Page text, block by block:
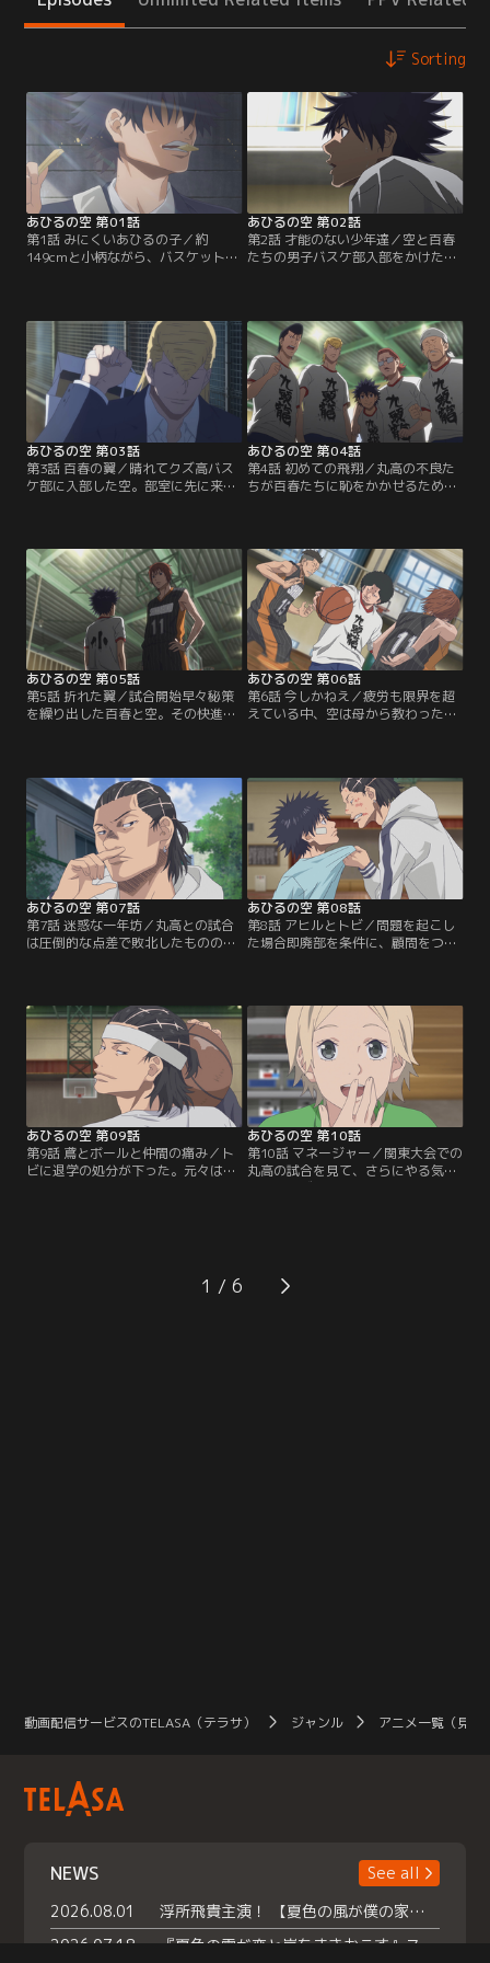
Sorting
あひるの空 第01話
第1話 みにくいあひるの子／約
149cmと小柄ながら、バスケットボ
り切っていた。広い体育館で宝物の
バッシュを履いて練習をしている
と、そこに現れたのはいかにもガラ
の悪い生徒たち。その不良たちこそ
クズ高バスケ部の部員。男子バスケ
部は荒れ果て…。【提供：バンダイ
チャンネル】
あひるの空 第02話
第2話 才能のない少年達／空と百春
たちの男子バスケ部入部をかけたバ
え、千秋の代理として女子バスケ部
の円を加えた5対1。圧倒的不利な状
況にもかかわらず、空はバスケスキ
ルを見せ、シュートへ。しかしヤス
の暴力による妨害で理不尽に勝敗が
決しようとしたところ…。【提供：
バンダイチャンネル】
あひるの空 第03話
第3話 百春の翼／晴れてクズ高バス
ケ部に入部した空。部室に先に来て
トが全く入らず、ヤケになってゴー
ルへジャンプした百春の驚異的跳躍
力に空は驚愕する。そこにケンカの
報復に現れた新丸子高校（丸高）の
不良たちを何とか撃退。【提供：バ
ンダイチャンネル】
あひるの空 第04話
第4話 初めての飛翔／丸高の不良た
ちが百春たちに恥をかかせるために
のバスケができると張り切る空。そ
して練習試合当日。キャプテンの千
葉、エースの常盤と、神奈川でも5
本の指に入るといわれるほどの実力
者を擁し、全員がバスケに有利な高
身長の丸高バスケ部が登場。【提
供：バンダイチャンネル】
あひるの空 第05話
第5話 折れた翼／試合開始早々秘策
を繰り出した百春と空。その快進撃
る。徹底的に弱点をつく常盤を前
に、空のシュートは全く入らなくな
った。一気に雲行きが怪しくなり、
完全に丸高のペースへ。さらに試合
メンバー5人ギリギリの中…。【提
供：バンダイチャンネル】
あひるの空 第06話
第6話 今しかねえ／疲労も限界を超
えている中、空は母から教わった両
ていた千秋はその状況に背を向け立
ち去っていった。一生懸命なクズ高
の姿にいらだつ丸高の不良たちが試
合を妨害。憤るクズ高メンバーを制
し、試合を続けようとする空だった
が…。【提供：バンダイチャンネ
ル】
あひるの空 第07話
第7話 迷惑な一年坊／丸高との試合
は圧倒的な点差で敗北したものの、
空が入院している母・由夏を追っ
て、神奈川にやってきたと聞かされ
る。試合翌日からさっそくバスケの
練習に打ち込むクズ高メンバーだっ
たが…。【提供：バンダイチャンネ
あひるの空 第08話
第8話 アヒルとトビ／問題を起こし
た場合即廃部を条件に、顧問をつけ
バレーボール部が練習する中で無理
やりバスケの練習をした挙句、部員
にけがをさせてしまう。百春の土下
座により何とかその場は収まったも
のの、翌日には体育館でトビがほか
の生徒と暴力沙汰を起こす。【提
供：バンダイチャンネル】
あひるの空 第09話
第9話 鳶とボールと仲間の痛み／ト
ビに退学の処分が下った。元々は3
を撤回させようとする。一方、トビ
は偶然出会った千秋に気持ちを話
あひるの空 第10話
第10話 マネージャー／関東大会での
丸高の試合を見て、さらにやる気に
燃えるクズ高のメンバーだったが、
ラスの七尾奈緒の家だった。そそっ
かしいところのある奈緒だが、空の
1
動画配信サービスのTELASA（テラサ） ジャンル アニメ一覧（見放
NEWS
See all
2026.08.01
浮所飛貴主演！ 【夏色の風が僕の家にやってきた】 本日よりテラサで独占配信スタート！
2026.07.18
『夏色の雲が恋と嵐をまきおこす』スペシャルメイキング 【Part1】2026年７月18日（土）23時30分～配信スタート！話題のシーンの裏側を大公開！豪華キャスト大集合！ 『武宮家 真夏の家族会議』開催！